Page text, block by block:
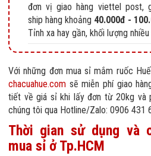
đơn vị giao hàng viettel post,
ship hàng khoảng 40.000đ -
Tỉnh xa hay gần, khối lượng
Với những đơn mua sỉ mắm ruốc
chacuahue.com sẽ miễn phí giao
tiết về giá sỉ khi lấy đơn từ 20kg và
chúng tôi qua Hotline/Zalo: 0906 431
Thời gian sử dụng và
mua sỉ ở Tp.HCM